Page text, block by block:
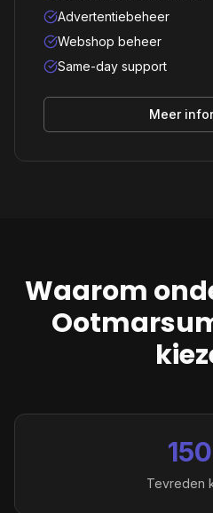
Advertentiebeheer
Webshop beheer
Same-day support
Meer
Waarom
Tevreden